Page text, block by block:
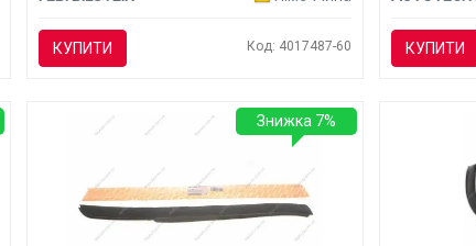
КУПИТИ Код: 4017487-60 КУПИТИ
Знижка 7%